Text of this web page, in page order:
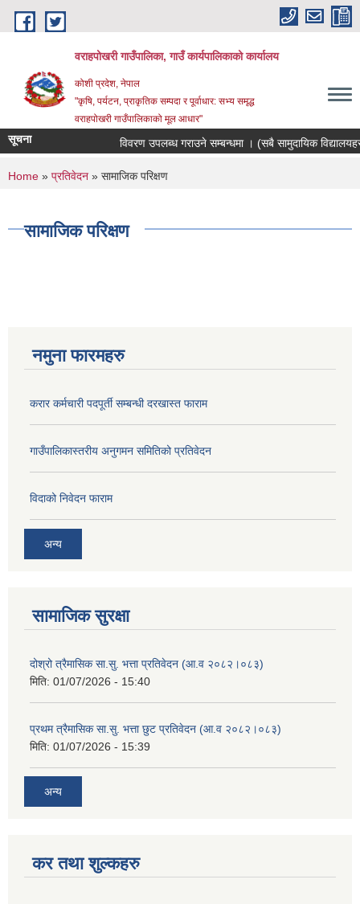
Skip to main content
वराहपोखरी गाउँपालिका, गाउँ कार्यपालिकाको कार्यालय
कोशी प्रदेश, नेपाल
"कृषि, पर्यटन, प्राकृतिक सम्पदा र पूर्वाधार: सभ्य समृद्ध
वराहपोखरी गाउँपालिकाको मूल आधार"
सूचना विवरण उपलब्ध गराउने सम्बन्धमा । (सबै सामुदायिक विद्यालयहरु)
You are here
Home » प्रतिवेदन » सामाजिक परिक्षण
सामाजिक परिक्षण
नमुना फारमहरु
करार कर्मचारी पदपूर्ती सम्बन्धी दरखास्त फाराम
गाउँपालिकास्तरीय अनुगमन समितिको प्रतिवेदन
विदाको निवेदन फाराम
अन्य
सामाजिक सुरक्षा
दोश्रो त्रैमासिक सा.सु. भत्ता प्रतिवेदन (आ.व २०८२।०८३)
मिति: 01/07/2026 - 15:40
प्रथम त्रैमासिक सा.सु. भत्ता छुट प्रतिवेदन (आ.व २०८२।०८३)
मिति: 01/07/2026 - 15:39
अन्य
कर तथा शुल्कहरु